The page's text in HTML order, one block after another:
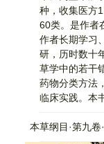
种，收集医方
60类。是作者
作者长期学习
研，历时数十
草学中的若干
药物分类方法
临床实践。本
本草纲目·第九卷·